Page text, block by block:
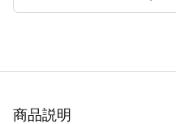
商品説明